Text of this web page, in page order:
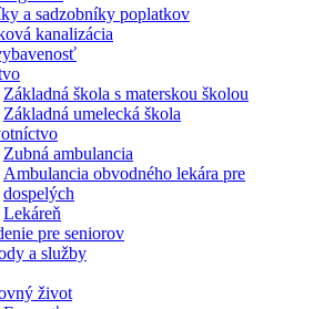
a sadzobníky poplatkov
kanalizácia
Základná škola s materskou školou
Základná umelecká škola
Zubná ambulancia
Ambulancia obvodného lekára pre
dospelých
Lekáreň
pre seniorov
a služby
život